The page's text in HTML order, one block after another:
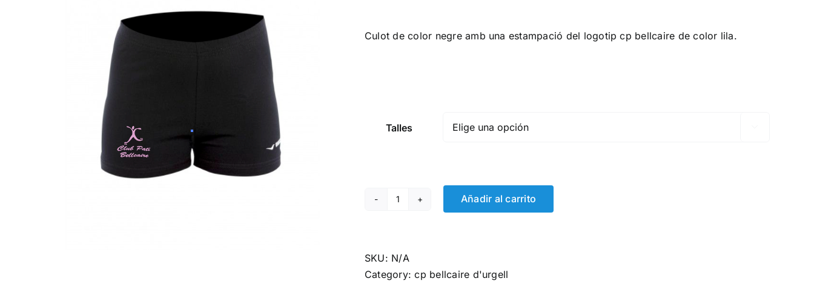
Culot de color negre amb una estampació del logotip cp bellcaire de color lila.
Talles
Culot
Añadir al carrito
SKU: N/A
Category:cp bellcaire d'urgell